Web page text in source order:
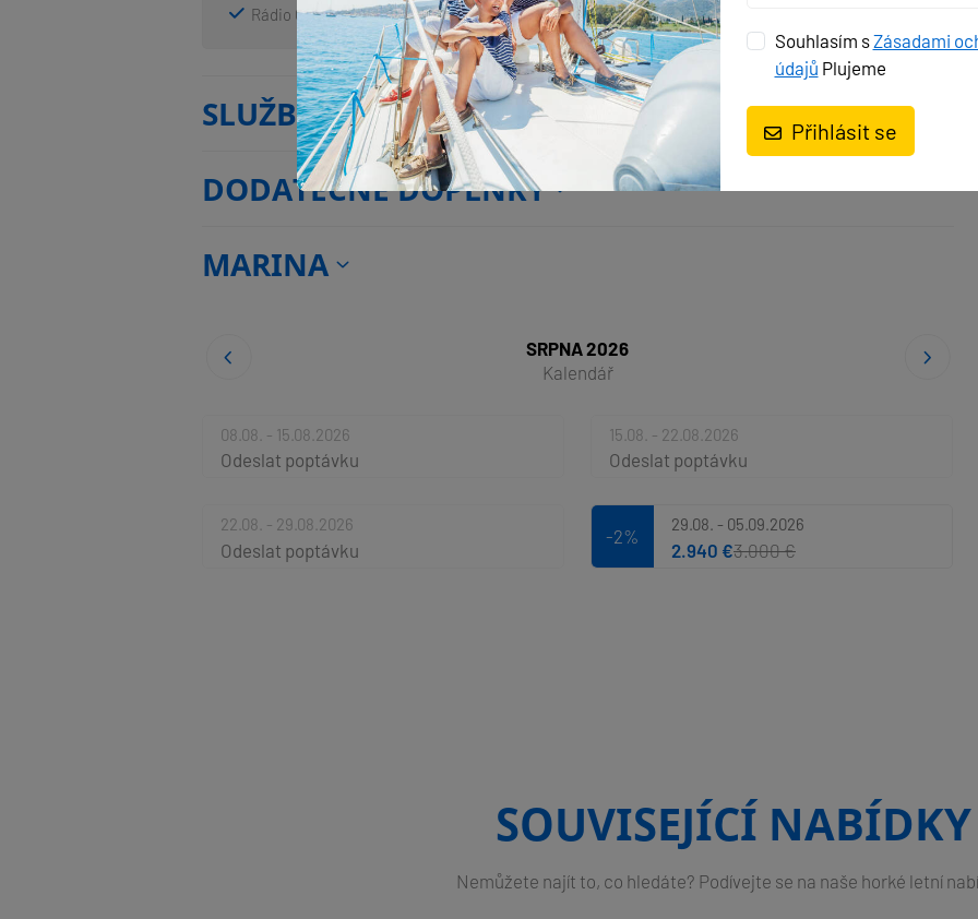
Rádio CD přehrávač Venkovní reproduktory
SLUŽBY
DODATEČNÉ DOPLŇKY
MARINA
SRPNA 2026
Kalendář
08.08. - 15.08.2026
Odeslat poptávku
15.08. - 22.08.2026
Odeslat poptávku
22.08. - 29.08.2026
Odeslat poptávku
-2%
29.08. - 05.09.2026
2.940 €3.000 €
SOUVISEJÍCÍ NABÍDKY
Nemůžete najít to, co hledáte? Podívejte se na naše horké letní
Souhlasím sZásadami
údajů Plujeme
Přihlásit se